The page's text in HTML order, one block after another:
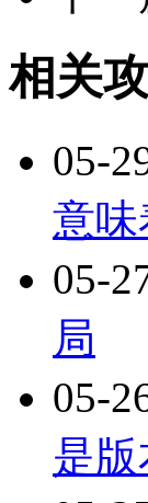
相关
05-
意味
05-
局
05-
是